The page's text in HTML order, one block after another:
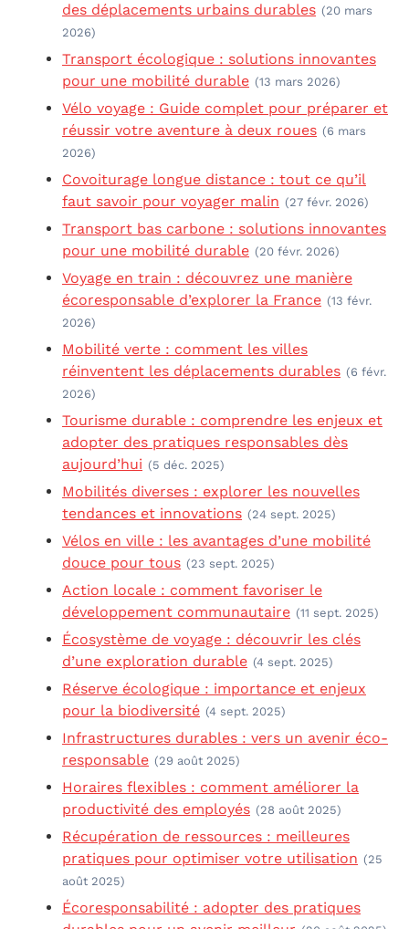
des déplacements urbains durables (20 mars
2026)
Transport écologique : solutions innovantes
pour une mobilité durable (13 mars 2026)
Vélo voyage : Guide complet pour préparer et
réussir votre aventure à deux roues (6 mars
2026)
Covoiturage longue distance : tout ce qu’il
faut savoir pour voyager malin (27 févr. 2026)
Transport bas carbone : solutions innovantes
pour une mobilité durable (20 févr. 2026)
Voyage en train : découvrez une manière
écoresponsable d’explorer la France (13 févr.
2026)
Mobilité verte : comment les villes
réinventent les déplacements durables (6 févr.
2026)
Tourisme durable : comprendre les enjeux et
adopter des pratiques responsables dès
aujourd’hui (5 déc. 2025)
Mobilités diverses : explorer les nouvelles
tendances et innovations (24 sept. 2025)
Vélos en ville : les avantages d’une mobilité
douce pour tous (23 sept. 2025)
Action locale : comment favoriser le
développement communautaire (11 sept. 2025)
Écosystème de voyage : découvrir les clés
d’une exploration durable (4 sept. 2025)
Réserve écologique : importance et enjeux
pour la biodiversité (4 sept. 2025)
Infrastructures durables : vers un avenir éco-
responsable (29 août 2025)
Horaires flexibles : comment améliorer la
productivité des employés (28 août 2025)
Récupération de ressources : meilleures
pratiques pour optimiser votre utilisation (25
août 2025)
Écoresponsabilité : adopter des pratiques